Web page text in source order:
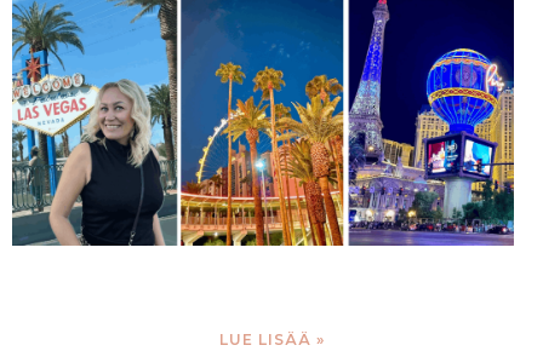
LUE LISÄÄ »